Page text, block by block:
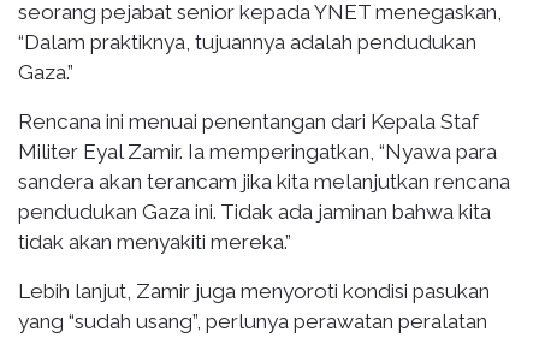
seorang pejabat senior kepada YNET menegaskan,
“Dalam praktiknya, tujuannya adalah pendudukan
Gaza.”
Rencana ini menuai penentangan dari Kepala Staf
Militer Eyal Zamir. Ia memperingatkan, “Nyawa para
sandera akan terancam jika kita melanjutkan rencana
pendudukan Gaza ini. Tidak ada jaminan bahwa kita
tidak akan menyakiti mereka.”
Lebih lanjut, Zamir juga menyoroti kondisi pasukan
yang “sudah usang”, perlunya perawatan peralatan